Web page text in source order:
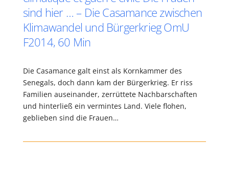
sind hier … – Die Casamance zwischen
Klimawandel und Bürgerkrieg OmU
F2014, 60 Min
Die Casamance galt einst als Kornkammer des
Senegals, doch dann kam der Bürgerkrieg. Er riss
Familien auseinander, zerrüttete Nachbarschaften
und hinterließ ein vermintes Land. Viele flohen,
geblieben sind die Frauen…